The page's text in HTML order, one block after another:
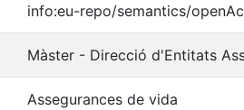
info:eu-repo/semantics/
Màster - Direcció d'Entitats
Assegurances de vida